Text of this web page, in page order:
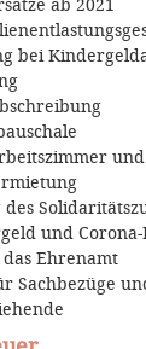
ab 2021
bei
und
und Corona-
Ehrenamt
Sachbezüge